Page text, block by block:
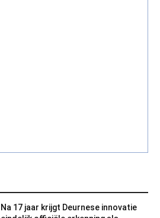
Na 17 jaar krijgt Deurnese innovatie